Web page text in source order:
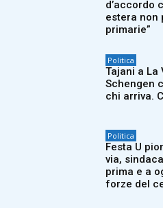
d’accordo
estera non
primarie”
Politica
Tajani a La
Schengen
chi arriva.
Politica
Festa U
via,
prima e a
forze del